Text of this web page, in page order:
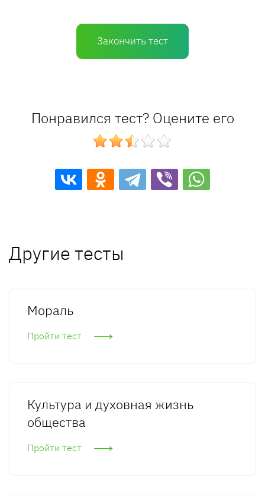
Закончить тест
Понравился тест? Оцените его
Другие тесты
Мораль
Пройти тест
Культура и духовная жизнь
общества
Пройти тест